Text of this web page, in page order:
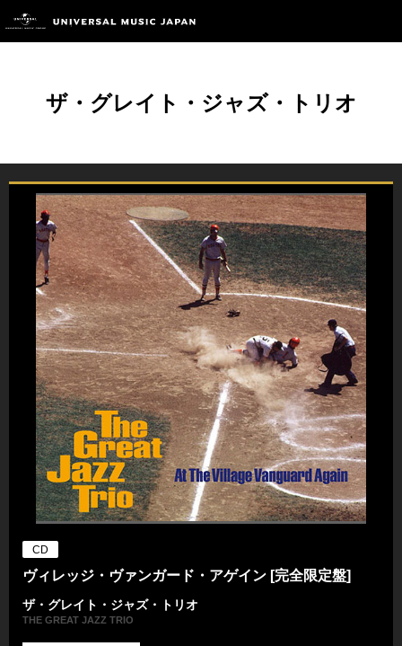
ザ・グレイト・ジャズ・トリオ
CD
ヴィレッジ・ヴァンガード・アゲイン [完全限定盤]
ザ・グレイト・ジャズ・トリオ
THE GREAT JAZZ TRIO